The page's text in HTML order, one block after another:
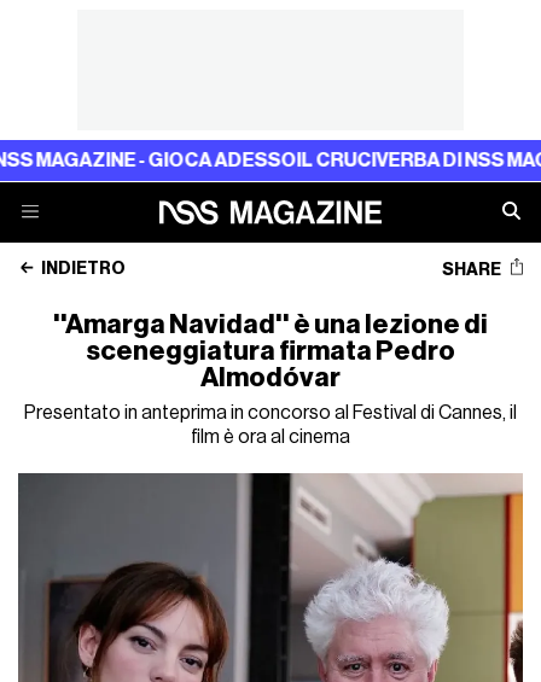
- GIOCA ADESSOIL CRUCIVERBA DI NSS
INDIETRO SHARE
''Amarga Navidad'' è una lezione di
sceneggiatura firmata Pedro
Almodóvar
Presentato in anteprima in concorso al Festival di Cannes, il
film è ora al cinema